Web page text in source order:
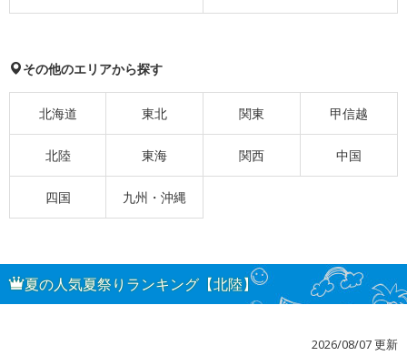
その他のエリアから探す
北海道 東北 関東 甲信越
北陸 東海 関西 中国
四国 九州・沖縄
夏の人気夏祭りランキング【北陸】
2026/08/07 更新